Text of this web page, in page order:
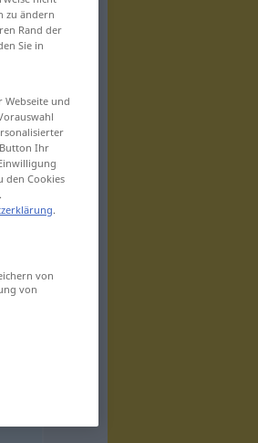
zu ändern
Rand der
Sie in
und
Ihr
den Cookies
.
von
von